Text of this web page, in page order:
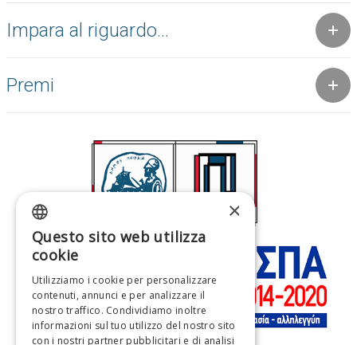
Impara al riguardo...
Premi
GREEK
FRENCH
ITALIAN
×
Questo sito web utilizza
cookie
Utilizziamo i cookie per personalizzare
contenuti, annunci e per analizzare il
nostro traffico. Condividiamo inoltre
informazioni sul tuo utilizzo del nostro sito
con i nostri partner pubblicitari e di analisi